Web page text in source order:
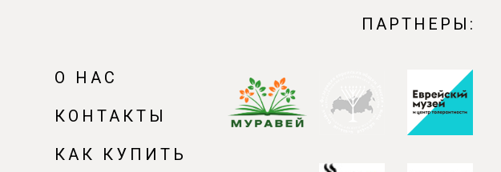
О НАС
КОНТАКТЫ
КАК КУПИТЬ
ПАРТНЕРЫ: